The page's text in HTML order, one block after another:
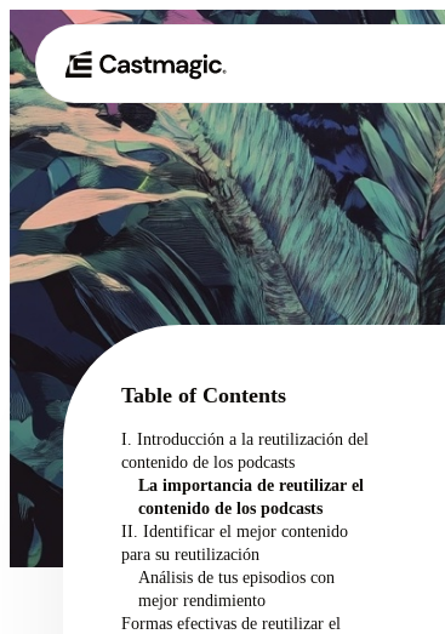
Table of Contents
I. Introducción a la reutilización del
contenido de los podcasts
La importancia de reutilizar el
contenido de los podcasts
II. Identificar el mejor contenido
para su reutilización
Análisis de tus episodios con
mejor rendimiento
Formas efectivas de reutilizar el